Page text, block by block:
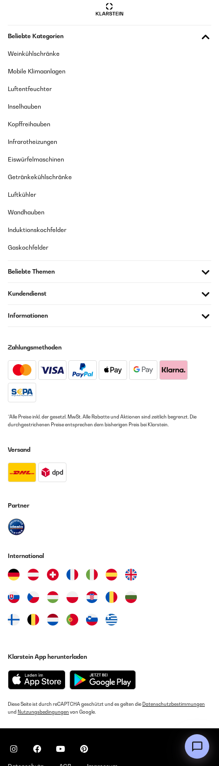
Beliebte Kategorien
Weinkühlschränke
Mobile Klimaanlagen
Luftentfeuchter
Inselhauben
Kopffreihauben
Infrarotheizungen
Eiswürfelmaschinen
Getränkekühlschränke
Luftkühler
Wandhauben
Induktionskochfelder
Gaskochfelder
Beliebte Themen
Kundendienst
Informationen
Zahlungsmethoden
*Alle Preise inkl. der gesetzl. MwSt. Alle Rabatte und Aktionen sind zeitlich begrenzt. Die
durchgestrichenen Preise entsprechen dem bisherigen Preis bei Klarstein.
Versand
Partner
International
Klarstein App herunterladen
Diese Seite ist durch reCAPTCHA geschützt und es gelten die Datenschutzbestimmungen
und Nutzungsbedingungen von Google.